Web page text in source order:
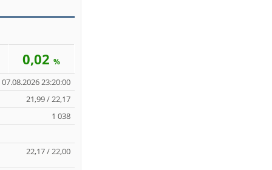
0,02%
07.08.2026 23:20:00
21,99 / 22,17
1 038
22,17 / 22,00